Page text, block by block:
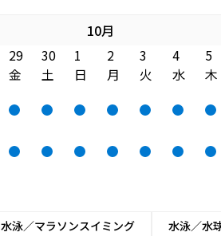
10月
29 30 1 2 3 4 5
金 土 日 月 火 水 木
水泳／マラソンスイミング 水泳／水